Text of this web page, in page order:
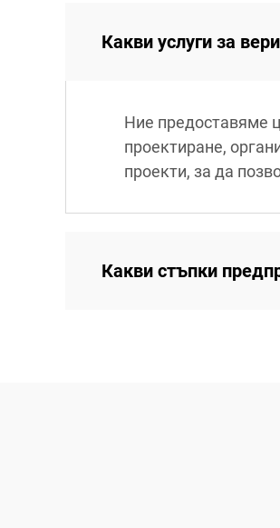
Какви услуги за
Ние предоставяме
проектиране,
проекти, за да
Какви стъпки